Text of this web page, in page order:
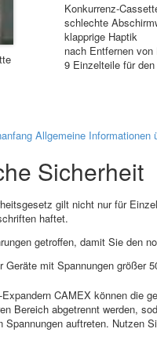
Konkurrenz-
schlechte
klapprige Haptik
nach Entfernen
9 Einzelteile für
Allgemeine Informationen
Sicherheit
gilt nicht nur für
haftet.
getroffen, damit Sie den
Geräte mit Spannungen größer
CAMEX können die
Bereich abgetrennt werden,
Spannungen auftreten. Nutzen